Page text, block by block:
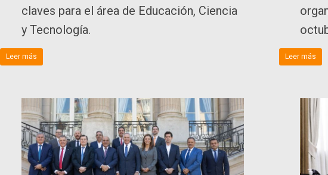
claves para el área de Educación, Ciencia
y Tecnología.
Leer más Leer más